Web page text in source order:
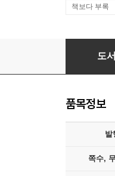
책보다 부록
도
품목정보
발
쪽수,